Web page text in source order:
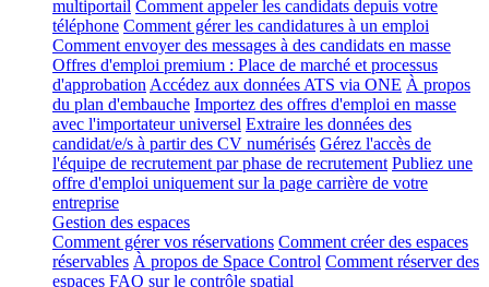
multiportail Comment appeler les candidats depuis votre
téléphone Comment gérer les candidatures à un emploi
Comment envoyer des messages à des candidats en masse
Offres d'emploi premium : Place de marché et processus
d'approbation Accédez aux données ATS via ONE À propos
du plan d'embauche Importez des offres d'emploi en masse
avec l'importateur universel Extraire les données des
candidat/e/s à partir des CV numérisés Gérez l'accès de
l'équipe de recrutement par phase de recrutement Publiez une
offre d'emploi uniquement sur la page carrière de votre
entreprise
Gestion des espaces
Comment gérer vos réservations Comment créer des espaces
réservables À propos de Space Control Comment réserver des
espaces FAQ sur le contrôle spatial